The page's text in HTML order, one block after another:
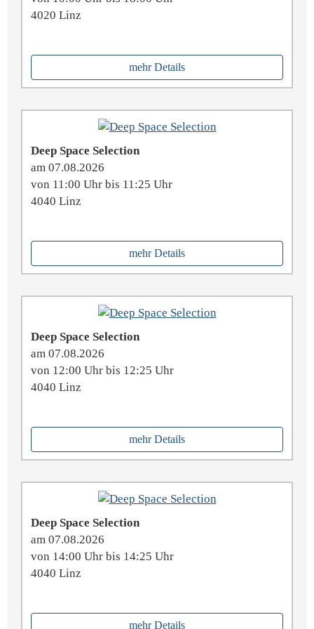
4020 Linz
mehr Details
Deep Space Selection
am 07.08.2026
von 11:00 Uhr bis 11:25 Uhr
4040 Linz
mehr Details
Deep Space Selection
am 07.08.2026
von 12:00 Uhr bis 12:25 Uhr
4040 Linz
mehr Details
Deep Space Selection
am 07.08.2026
von 14:00 Uhr bis 14:25 Uhr
4040 Linz
mehr Details